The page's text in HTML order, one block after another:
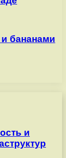
бананами
и